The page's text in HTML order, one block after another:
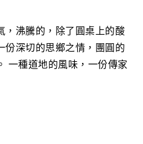
，沸騰的，除了圓桌上的酸
份深切的思鄉之情，團圓的
一種道地的風味，一份傳家